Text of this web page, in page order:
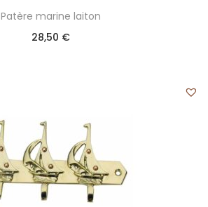
Patère marine laiton
28,50 €